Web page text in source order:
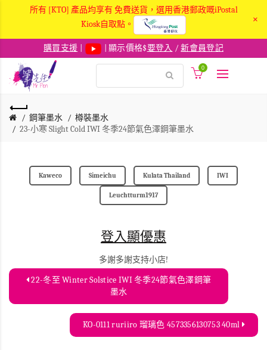
所有 [KTO] 產品均享有 免費送貨，選用香港郵政嘅iPostal
Kiosk自取點。
×
購買支援 | 顯示價格$要登入 /新會員登記
0
鋼筆墨水
樽裝墨水
23-小寒 Slight Cold IWI 冬季24節氣色澤鋼筆墨水
Kaweco Simeichu Kulata Thailand IWI
Leuchtturm1917
登入顯優惠
多謝多謝支持小店!
22-冬至 Winter Solstice IWI 冬季24節氣色澤鋼筆
墨水
KO-0111 ruriiro 瑠璃色 4573356130753 40ml